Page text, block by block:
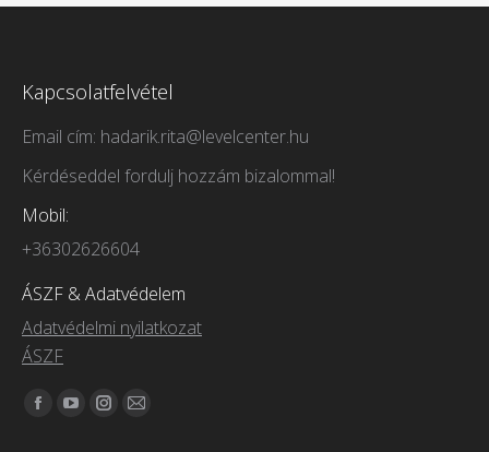
Kapcsolatfelvétel
Email cím: hadarik.rita@levelcenter.hu
Kérdéseddel fordulj hozzám bizalommal!
Mobil:
+36302626604
ÁSZF & Adatvédelem
Adatvédelmi nyilatkozat
ÁSZF
Itt vagyunk elérhetőek:
Facebook
YouTube
Instagram
Mail